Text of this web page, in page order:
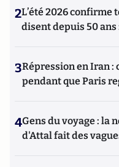
2L’été 2026 confirme
disent depuis 50
3Répression en Iran :
pendant que Paris
4Gens du voyage : la
d'Attal fait des